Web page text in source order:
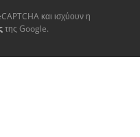
και ισχύουν η
της Google.